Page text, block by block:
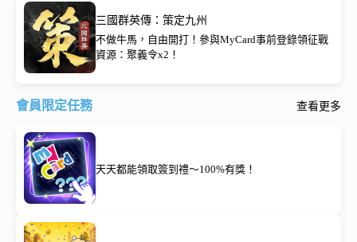
三國群英傳：策定九州
不做牛馬，自由開打！參與MyCard事前登錄領征戰
資源：聚義令x2！
會員限定任務 查看更多
天天都能領取簽到禮～100%有獎！